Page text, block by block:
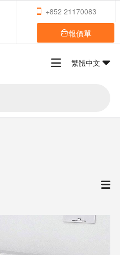
+852 21170083
報價單
繁體中文